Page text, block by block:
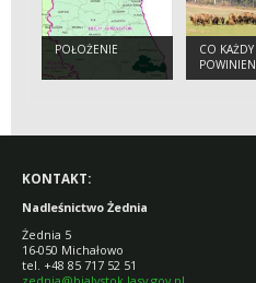
POŁOŻENIE
CO KAŻDY
POWINIEN
WIEDZIEĆ
KONTAKT:
Nadleśnictwo Żednia
Żednia 5
16-050 Michałowo
tel. +48 85 717 52 51